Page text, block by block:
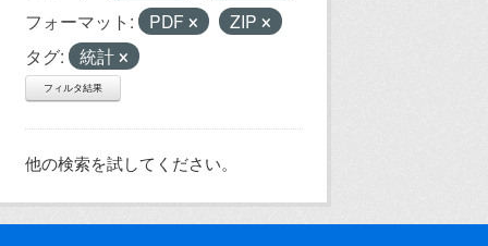
フォーマット:
PDF
ZIP
タグ:
統計
フィルタ結果
他の検索を試してください。